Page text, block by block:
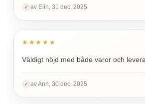
✓ av Elin, 31 dec. 2025
★★★★★
Väldigt nöjd med både varor och
✓ av Ann, 30 dec. 2025